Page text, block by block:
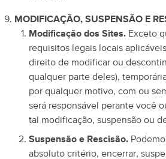
MODIFICAÇÃO, SUSPENSÃO E
Modificação dos Sites. Exceto
requisitos legais locais
direito de modificar ou
qualquer parte deles),
por qualquer motivo, com ou
será responsável perante você
tal modificação, suspensão ou
Suspensão e Rescisão.
absoluto critério, encerrar,